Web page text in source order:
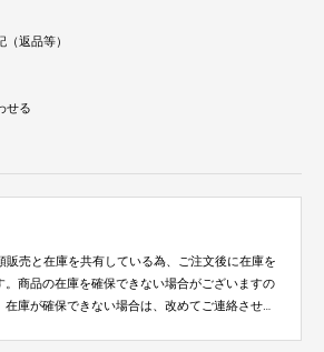
返品等）
せる
販売と在庫を共有している為、ご注文後に在庫を
。商品の在庫を確保できない場合がございますの
庫が確保できない場合は、改めてご連絡させて